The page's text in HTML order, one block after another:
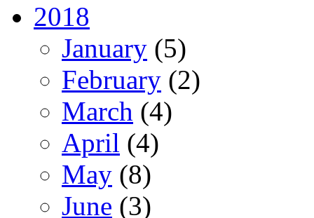
2018
January (5)
February (2)
March (4)
April (4)
May (8)
June (3)